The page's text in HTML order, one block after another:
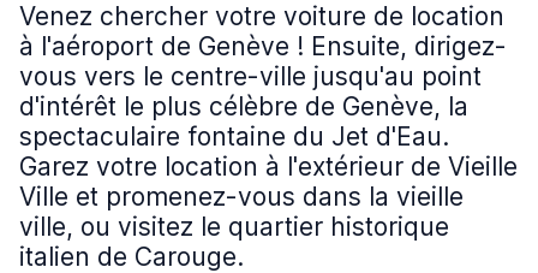
Venez chercher votre voiture de location
à l'aéroport de Genève ! Ensuite, dirigez-
vous vers le centre-ville jusqu'au point
d'intérêt le plus célèbre de Genève, la
spectaculaire fontaine du Jet d'Eau.
Garez votre location à l'extérieur de Vieille
Ville et promenez-vous dans la vieille
ville, ou visitez le quartier historique
italien de Carouge.